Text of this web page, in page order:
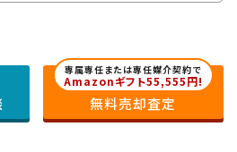
専属専任または専任媒介契約で
Amazonギフト55,555円!
無料売却査定